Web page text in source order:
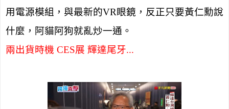
用電源模組，與最新的VR眼鏡，反正只要黃仁勳說
什麼，阿貓阿狗就亂炒一通。
兩出貨時機 CES展 輝達尾牙...